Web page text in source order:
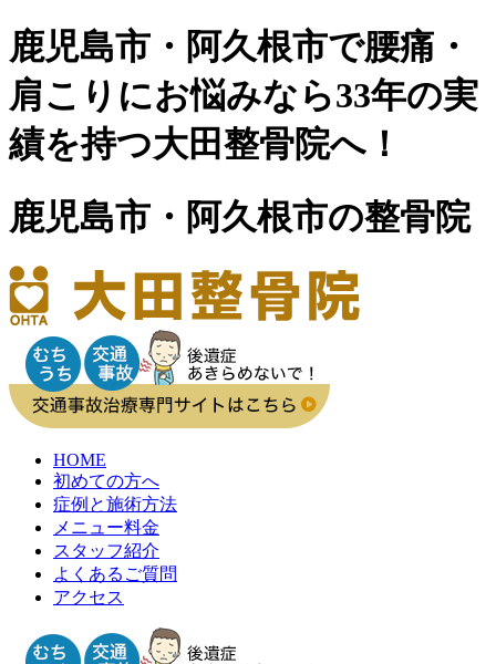
鹿児島市・阿久根市で腰痛・
肩こりにお悩みなら33年の実
績を持つ大田整骨院へ！
鹿児島市・阿久根市の整骨院
HOME
初めての方へ
症例と施術方法
メニュー料金
スタッフ紹介
よくあるご質問
アクセス